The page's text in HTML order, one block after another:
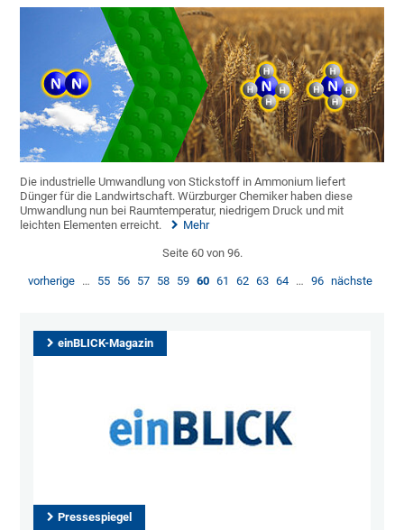
Die industrielle Umwandlung von Stickstoff in Ammonium liefert
Dünger für die Landwirtschaft. Würzburger Chemiker haben diese
Umwandlung nun bei Raumtemperatur, niedrigem Druck und mit
leichten Elementen erreicht.
Mehr
Seite 60 von 96.
vorherige … 55 56 57 58 59 60 61 62 63 64 … 96 nächste
einBLICK-Magazin
Pressespiegel